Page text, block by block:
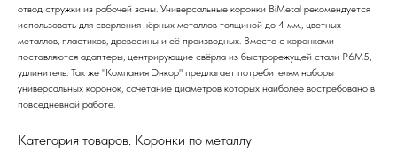
отвод стружки из рабочей зоны. Универсальные коронки BiMetal рекомендуется
использовать для сверления чёрных металлов толщиной до 4 мм., цветных
металлов, пластиков, древесины и её производных. Вместе с коронками
поставляются адаптеры, центрирующие свёрла из быстрорежущей стали Р6М5,
удлинитель. Так же "Компания Энкор" предлагает потребителям наборы
универсальных коронок, сочетание диаметров которых наиболее востребовано в
повседневной работе.
Категория товаров: Коронки по металлу